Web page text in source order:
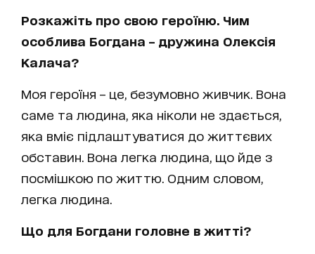
Розкажіть про свою героїню. Чим
особлива Богдана – дружина Олексія
Калача?
Моя героїня – це, безумовно живчик. Вона
саме та людина, яка ніколи не здається,
яка вміє підлаштуватися до життєвих
обставин. Вона легка людина, що йде з
посмішкою по життю. Одним словом,
легка людина.
Що для Богдани головне в житті?